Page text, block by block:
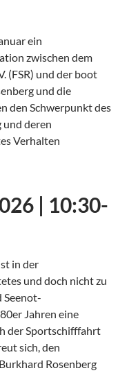
ein
zwischen dem
(FSR) und der boot
und die
den Schwerpunkt des
und deren
Verhalten
| 10:30-
in der
und doch nicht zu
Seenot-
Jahren eine
der Sportschifffahrt
sich, den
Rosenberg